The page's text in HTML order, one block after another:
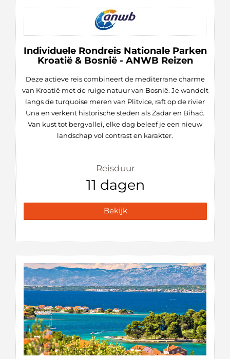
Individuele Rondreis Nationale Parken
Kroatië & Bosnië - ANWB Reizen
Deze actieve reis combineert de mediterrane charme
van Kroatië met de ruige natuur van Bosnië. Je wandelt
langs de turquoise meren van Plitvice, raft op de rivier
Una en verkent historische steden als Zadar en Bihać.
Van kust tot bergvallei, elke dag beleef je een nieuw
landschap vol contrast en karakter.
Reisduur
11 dagen
Bekijk